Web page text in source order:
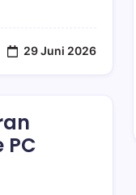
29 Juni 2026
PC